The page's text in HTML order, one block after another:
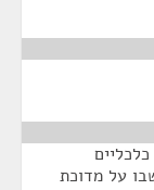
כלכליים
על מדוכת